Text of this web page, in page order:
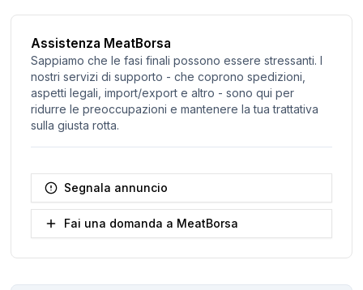
Assistenza MeatBorsa
Sappiamo che le fasi finali possono essere stressanti. I
nostri servizi di supporto - che coprono spedizioni,
aspetti legali, import/export e altro - sono qui per
ridurre le preoccupazioni e mantenere la tua trattativa
sulla giusta rotta.
Segnala annuncio
Fai una domanda a MeatBorsa